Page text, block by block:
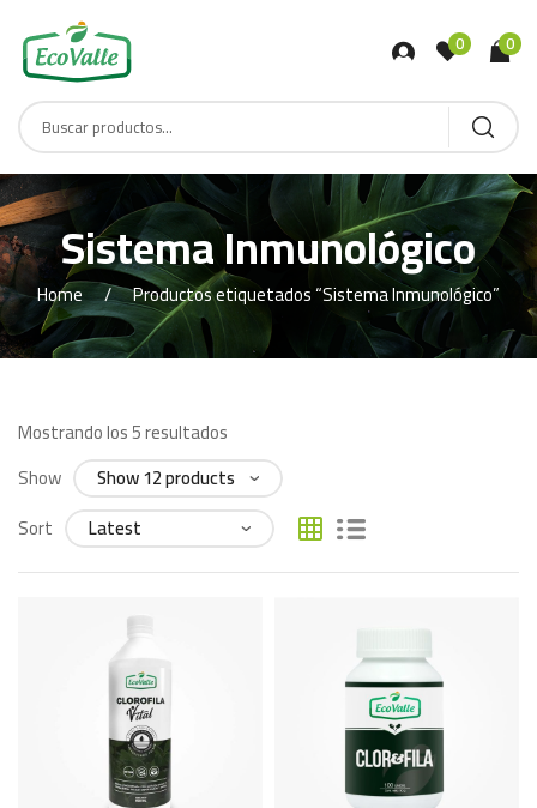
0 0
Sistema Inmunológico
Home Productos etiquetados “Sistema Inmunológico”
Mostrando los 5 resultados
Show
Sort